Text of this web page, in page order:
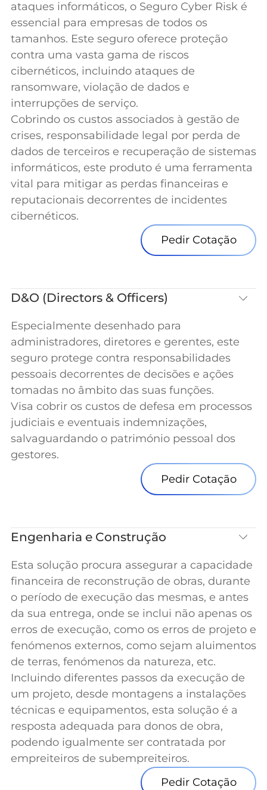
ataques informáticos, o Seguro Cyber Risk é
essencial para empresas de todos os
tamanhos. Este seguro oferece proteção
contra uma vasta gama de riscos
cibernéticos, incluindo ataques de
ransomware, violação de dados e
interrupções de serviço.
Cobrindo os custos associados à gestão de
crises, responsabilidade legal por perda de
dados de terceiros e recuperação de sistemas
informáticos, este produto é uma ferramenta
vital para mitigar as perdas financeiras e
reputacionais decorrentes de incidentes
cibernéticos.
Pedir Cotação
D&O (Directors & Officers)
Especialmente desenhado para
administradores, diretores e gerentes, este
seguro protege contra responsabilidades
pessoais decorrentes de decisões e ações
tomadas no âmbito das suas funções.
Visa cobrir os custos de defesa em processos
judiciais e eventuais indemnizações,
salvaguardando o património pessoal dos
gestores.
Pedir Cotação
Engenharia e Construção
Esta solução procura assegurar a capacidade
financeira de reconstrução de obras, durante
o período de execução das mesmas, e antes
da sua entrega, onde se inclui não apenas os
erros de execução, como os erros de projeto e
fenómenos externos, como sejam aluimentos
de terras, fenómenos da natureza, etc.
Incluindo diferentes passos da execução de
um projeto, desde montagens a instalações
técnicas e equipamentos, esta solução é a
resposta adequada para donos de obra,
podendo igualmente ser contratada por
empreiteiros de subempreiteiros.
Pedir Cotação